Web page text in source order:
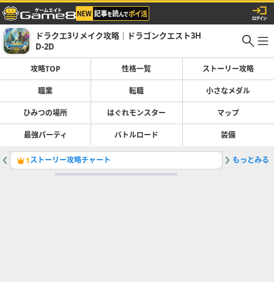
ドラクエ3リメイク攻略｜ドラゴンクエスト3H
D-2D
攻略TOP 性格一覧 ストーリー攻略
職業 転職 小さなメダル
ひみつの場所 はぐれモンスター マップ
最強パーティ バトルロード 装備
1ストーリー攻略チャート 2
もっとみる